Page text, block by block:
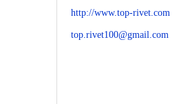
http://www.top-rivet.com
top.rivet100@gmail.com